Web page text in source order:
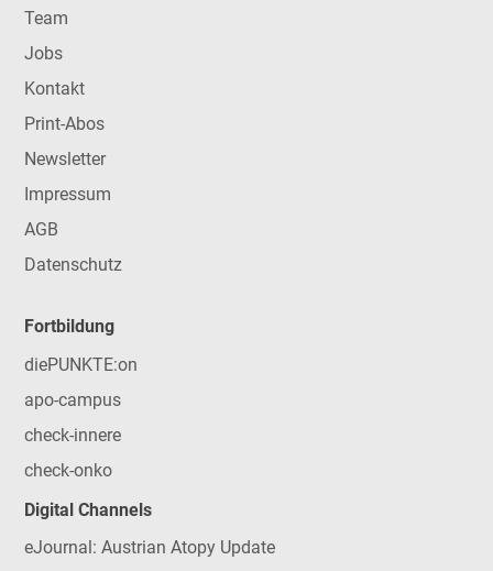
Team
Jobs
Kontakt
Print-Abos
Newsletter
Impressum
AGB
Datenschutz
Fortbildung
diePUNKTE:on
apo-campus
check-innere
check-onko
Digital Channels
eJournal: Austrian Atopy Update